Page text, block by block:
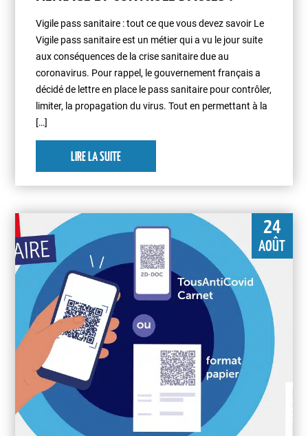
Vigile pass sanitaire : tout ce que vous devez savoir Le
Vigile pass sanitaire est un métier qui a vu le jour suite
aux conséquences de la crise sanitaire due au
coronavirus. Pour rappel, le gouvernement français a
décidé de lettre en place le pass sanitaire pour contrôler,
limiter, la propagation du virus. Tout en permettant à la
[…]
LIRE LA SUITE
24
AOÛT